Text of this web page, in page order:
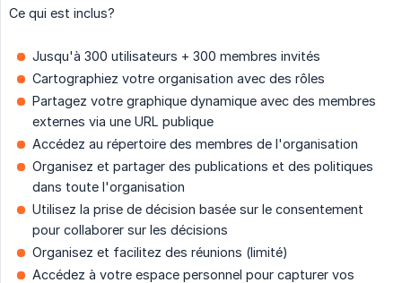
Ce qui est inclus?
Jusqu'à 300 utilisateurs + 300 membres invités
Cartographiez votre organisation avec des rôles
Partagez votre graphique dynamique avec des membres
externes via une URL publique
Accédez au répertoire des membres de l'organisation
Organisez et partager des publications et des politiques
dans toute l'organisation
Utilisez la prise de décision basée sur le consentement
pour collaborer sur les décisions
Organisez et facilitez des réunions (limité)
Accédez à votre espace personnel pour capturer vos